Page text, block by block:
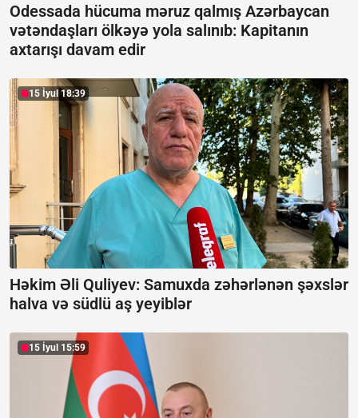
Odessada hücuma məruz qalmış Azərbaycan
vətəndaşları ölkəyə yola salınıb: Kapitanın
axtarışı davam edir
15 İyul 18:39
Həkim Əli Quliyev: Samuxda zəhərlənən şəxslər
halva və südlü aş yeyiblər
15 İyul 15:59